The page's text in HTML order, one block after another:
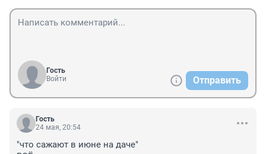
Гость
Войти
Отправить
Гость
24 мая, 20:54
"что сажают в июне на даче"